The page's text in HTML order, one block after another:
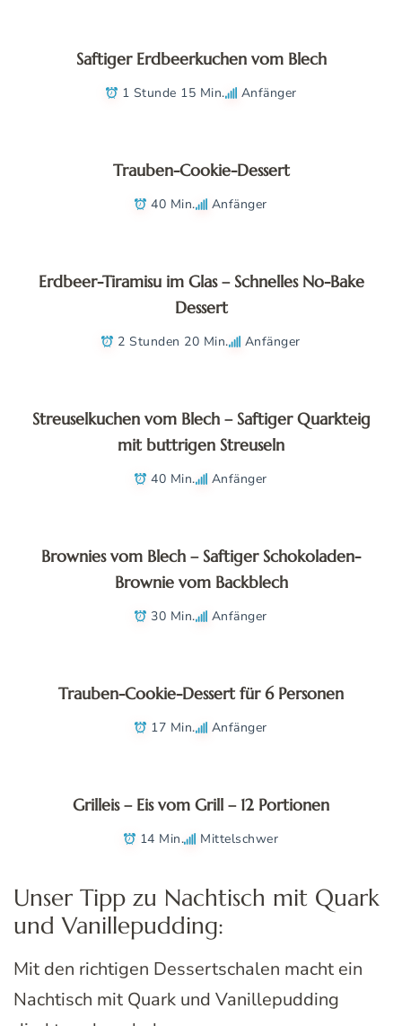
Saftiger Erdbeerkuchen vom Blech
1 Stunde 15 Min. Anfänger
Trauben-Cookie-Dessert
40 Min. Anfänger
Erdbeer-Tiramisu im Glas – Schnelles No-Bake
Dessert
2 Stunden 20 Min. Anfänger
Streuselkuchen vom Blech – Saftiger Quarkteig
mit buttrigen Streuseln
40 Min. Anfänger
Brownies vom Blech – Saftiger Schokoladen-
Brownie vom Backblech
30 Min. Anfänger
Trauben-Cookie-Dessert für 6 Personen
17 Min. Anfänger
Grilleis – Eis vom Grill – 12 Portionen
14 Min. Mittelschwer
Unser Tipp zu Nachtisch mit Quark
und Vanillepudding:
Mit den richtigen Dessertschalen macht ein
Nachtisch mit Quark und Vanillepudding